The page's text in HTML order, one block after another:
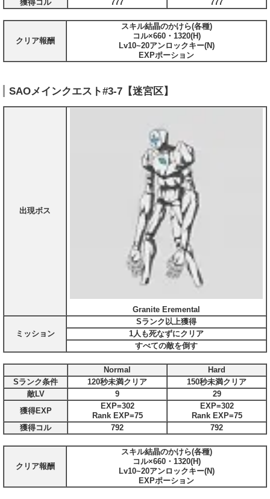
獲得コル
777 777
クリア報酬
スキル結晶のかけら(各種)
コル×660・1320(H)
Lv10~20アンロックキー(N)
EXPポーション
SAOメインクエスト#3-7【迷宮区】
出現ボス
Granite Eremental
ミッション
Sランク以上獲得
1人も死なずにクリア
すべての敵を倒す
Normal
Hard
Sランク条件
120秒未満クリア
150秒未満クリア
敵LV
9
29
獲得EXP
EXP=302
Rank EXP=75
EXP=302
Rank EXP=75
獲得コル
792 792
クリア報酬
スキル結晶のかけら(各種)
コル×660・1320(H)
Lv10~20アンロックキー(N)
EXPポーション